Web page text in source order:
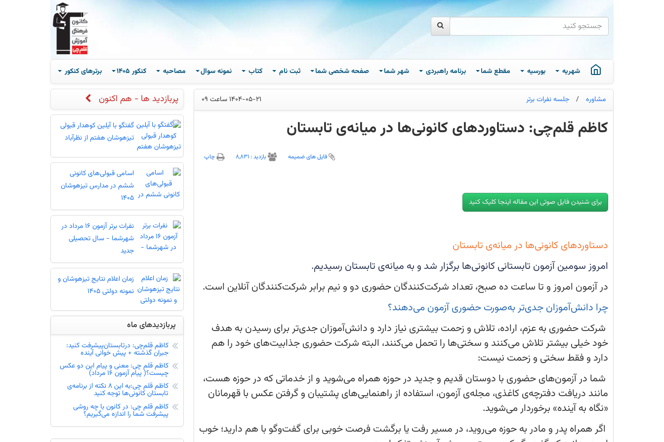
شهریه بورسیه مقطع شما برنامه راهبردی شهر شما صفحه شخصی شما ثبت نام کتاب نمونه سوال مصاحبه کنکور 1405 برترهای کنکور
مشاوره / جلسه نفرات برتر 1404-05-21 ساعت 09
کاظم قلم‌چی: دستاوردهای کانونی‌ها در میانه‌ی تابستان
آزمون
تابستانی
کانونی‌ها
به
میانه‌ی
رسیدیم.
فایل های ضمیمه بازديد : 8,831 چاپ
برای شنیدن فایل صوتی این مقاله اینجا کلیک کنید
دستاوردهای کانونی‌ها در میانه‌ی تابستان
امروز سومین آزمون تابستانی کانونی‌ها برگزار شد و به میانه‌ی تابستان رسیدیم.
در آزمون امروز و تا ساعت ده صبح، تعداد شرکت‌کنندگان حضوری دو و نیم برابر شرکت‌کنندگان آنلاین است.
چرا دانش‌آموزان جدی‌تر به‌صورت حضوری آزمون می‌دهند؟
شرکت حضوری به عزم، اراده، تلاش و زحمت بیشتری نیاز دارد و دانش‌آموزان جدی‌تر برای رسیدن به هدف
خود خیلی بیشتر تلاش می‌کنند و سختی‌ها را تحمل می‌کنند، البته شرکت حضوری جذابیت‌های خود را هم
دارد و فقط سختی و زحمت نیست:
شما در آزمون‌های حضوری با دوستان قدیم و جدید در حوزه همراه می‌شوید و از خدماتی که در حوزه هست،
مانند دریافت دفترچه‌ی کاغذی، مجله‌ی آزمون، استفاده از راهنمایی‌های پشتیبان و گرفتن عکس با قهرمانان
«نگاه به آینده» برخوردار می‌شوید.
اگر همراه پدر و مادر به حوزه می‌روید، در مسیر رفت یا برگشت فرصت خوبی برای گفت‌وگو با هم دارید؛ خوب
پربازدید ها - هم اکنون
گفتگو با آیلین کوهدار قبولی
تیزهوشان هفتم از نظرآباد
اسامی قبولی‌های کانونی
ششم در مدارس تیزهوشان
1405
نفرات برتر آزمون 16 مرداد در
شهرشما - سال تحصیلی
جدید
زمان اعلام نتایج تیزهوشان و
نمونه دولتی 1405
پربازدیدهای ماه
کاظم قلم‌چی: درتابستان‌پیشرفت کنید:
جبران گذشته + پیش خوانی آینده
کاظم قلم چی: معنی و پیام این دو عکس
چیست؟( پیام آزمون 16 مرداد)
کاظم قلم چی:به این 8 نکته از برنامه‌ی
تابستان کانونی‌ها توجه کنید
کاظم قلم چی: در کانون با چه روشی
پیشرفت شما را اندازه می‌گیریم؟